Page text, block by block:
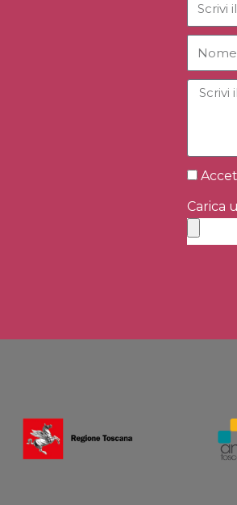
Carica